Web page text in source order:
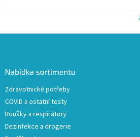
Nabídka sortimentu
Zdravotnické potřeby
COVID a ostatní testy
Roušky a respirátory
Dezinfekce a drogerie